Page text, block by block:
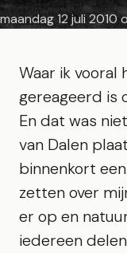
maandag 12 juli 2010
Waar ik vooral
gereageerd is
En dat was
van Dalen
binnenkort
zetten over
er op en
iedereen